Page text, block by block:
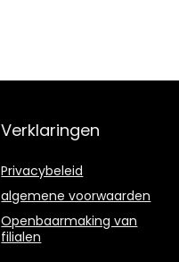
Verklaringen
Privacybeleid
algemene voorwaarden
Openbaarmaking van
filialen